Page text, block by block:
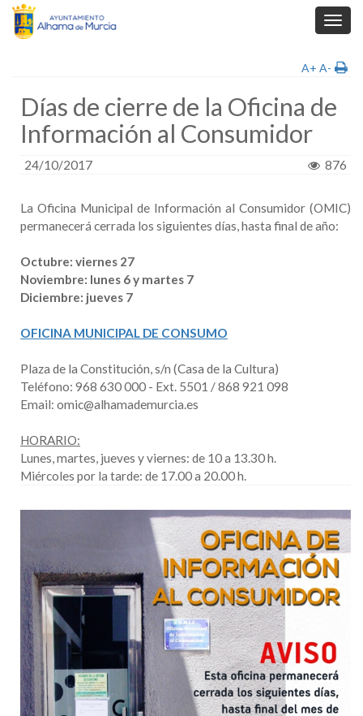
A+ A-
Días de cierre de la Oficina de
Información al Consumidor
24/10/2017 876
La Oficina Municipal de Información al Consumidor (OMIC)
permanecerá cerrada los siguientes días, hasta final de año:
Octubre: viernes 27
Noviembre: lunes 6 y martes 7
Diciembre: jueves 7
OFICINA MUNICIPAL DE CONSUMO
Plaza de la Constitución, s/n (Casa de la Cultura)
Teléfono: 968 630 000 - Ext. 5501 / 868 921 098
Email: omic@alhamademurcia.es
HORARIO:
Lunes, martes, jueves y viernes: de 10 a 13.30 h.
Miércoles por la tarde: de 17.00 a 20.00 h.